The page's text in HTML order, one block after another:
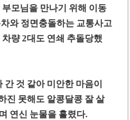
모님을 만나기 위해 이동
와 정면충돌하는 교통사고
량 2대도 연쇄 추돌당했
것 같아 미안한 마음이
진 못해도 알콩달콩 잘 살
연신 눈물을 흘렸다.